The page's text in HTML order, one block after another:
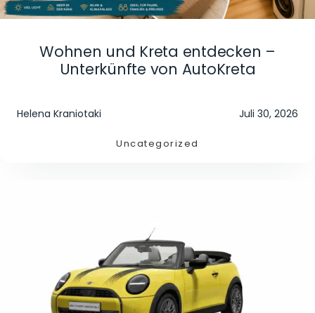
Wohnen und Kreta entdecken –
Unterkünfte von AutoKreta
Helena Kraniotaki Juli 30, 2026
Uncategorized